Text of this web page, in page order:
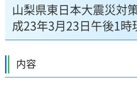
山梨県東日本大震災対
成23年3月23日午後1時
内容